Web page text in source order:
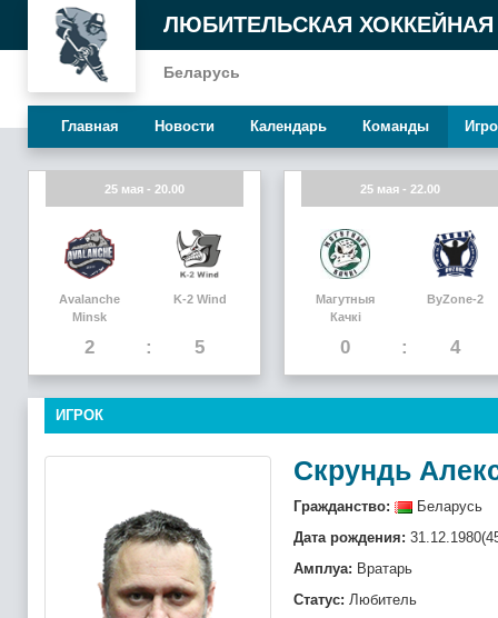
ЛЮБИТЕЛЬСКАЯ ХОККЕЙНАЯ
Беларусь
Главная Новости Календарь Команды
25 мая - 20.00
Avalanche
Minsk
2
K-2 Wind
5
25 мая - 22.00
Магутныя
Качкi
0
ByZone-2
4
ИГРОК
Скрундь
Гражданство:
Беларусь
Дата рождения:
Амплуа: Вратарь
Статус: Любитель